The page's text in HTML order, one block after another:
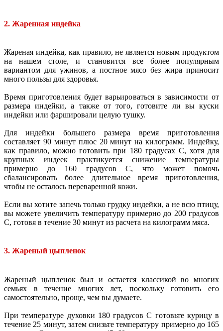
2. Жаренная индейка
Жареная индейка, как правило, не является новым продуктом
на нашем столе, и становится все более популярным
вариантом для ужинов, а постное мясо без жира приносит
много пользы для здоровья.
Время приготовления будет варьироваться в зависимости от
размера индейки, а также от того, готовите ли вы куски
индейки или фаршировали целую тушку.
Для индейки большего размера время приготовления
составляет 90 минут плюс 20 минут на килограмм. Индейку,
как правило, можно готовить при 180 градусах C, хотя для
крупных индеек практикуется снижение температуры
примерно до 160 градусов C, что может помочь
сбалансировать более длительное время приготовления,
чтобы не осталось переваренной кожи.
Если вы хотите запечь только грудку индейки, а не всю птицу,
вы можете увеличить температуру примерно до 200 градусов
C, готовя в течение 30 минут из расчета на килограмм мяса.
3. Жареный цыпленок
Жареный цыпленок был и остается классикой во многих
семьях в течение многих лет, поскольку готовить его
самостоятельно, проще, чем вы думаете.
При температуре духовки 180 градусов C готовьте курицу в
течение 25 минут, затем снизьте температуру примерно до 165